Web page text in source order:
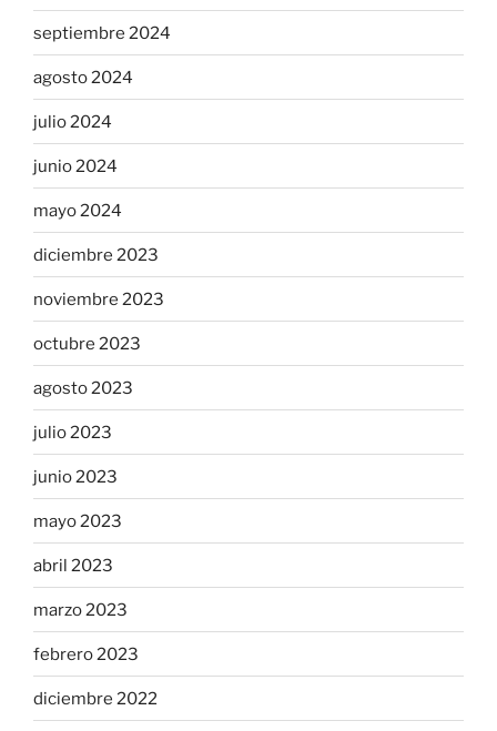
septiembre 2024
agosto 2024
julio 2024
junio 2024
mayo 2024
diciembre 2023
noviembre 2023
octubre 2023
agosto 2023
julio 2023
junio 2023
mayo 2023
abril 2023
marzo 2023
febrero 2023
diciembre 2022